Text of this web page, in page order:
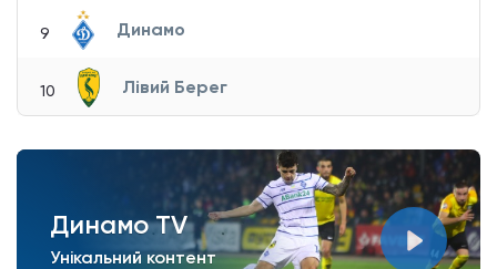
9 Динамо
10 Лівий Берег
Динамо TV
Унікальний контент